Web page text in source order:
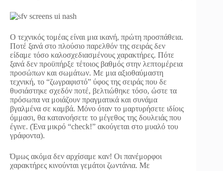
Ο τεχνικός τομέας είναι μια ικανή, πρώτη προσπάθεια.
Ποτέ ξανά στο πλούσιο παρελθόν της σειράς δεν
είδαμε τόσο καλοσχεδιασμένους χαρακτήρες. Πότε
ξανά δεν προϋπήρξε τέτοιος βαθμός στην λεπτομέρεια
προσώπων και σωμάτων. Με μια αξιοθαύμαστη
τεχνική, το “ζωγραφιστό” ύφος της σειράς που δε
θυσιάστηκε σχεδόν ποτέ, βελτιώθηκε τόσο, ώστε τα
πρόσωπα να μοιάζουν πραγματικά και συνάμα
βγαλμένα σε καμβά. Μόνο όταν το μαρτυρήσετε ιδίοις
όμμασι, θα κατανοήσετε το μέγεθος της δουλειάς που
έγινε. (Ένα μικρό “check!” ακούγεται στο μυαλό του
γράφοντα).
Όμως ακόμα δεν αρχίσαμε καν! Οι πανέμορφοι
χαρακτήρες κινούνται γεμάτοι ζωντάνια. Με